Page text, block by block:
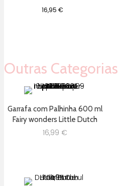
16,95 €
Outras Categorias
Garrafa com Palhinha 600 ml
Fairy wonders Little Dutch
16,99 €